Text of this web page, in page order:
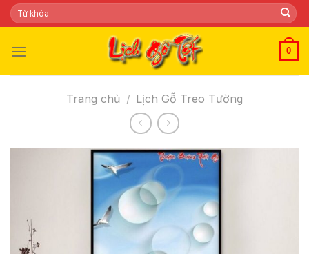
Skip
to
Tìm
kiếm:
0
Trang chủ / Lịch Gỗ Treo Tường